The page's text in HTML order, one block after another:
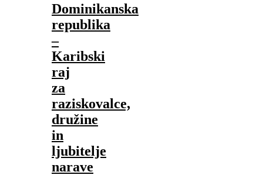
Dominikanska
republika
–
Karibski
raj
za
raziskovalce,
družine
in
ljubitelje
narave